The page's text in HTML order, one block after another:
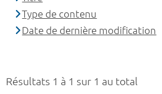
Résultats 1 à 1 sur 1 au total
Type de contenu
Date de dernière modification